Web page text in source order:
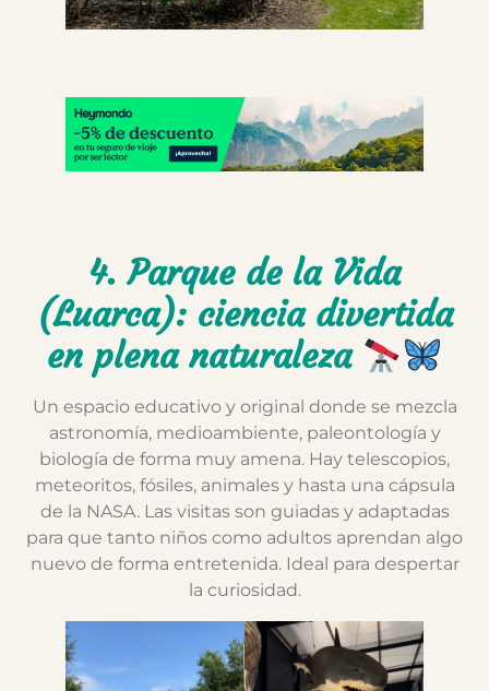
4. Parque de la Vida
(Luarca): ciencia divertida
en plena naturaleza
Un espacio educativo y original donde se mezcla
astronomía, medioambiente, paleontología y
biología de forma muy amena. Hay telescopios,
meteoritos, fósiles, animales y hasta una cápsula
de la NASA. Las visitas son guiadas y adaptadas
para que tanto niños como adultos aprendan algo
nuevo de forma entretenida. Ideal para despertar
la curiosidad.